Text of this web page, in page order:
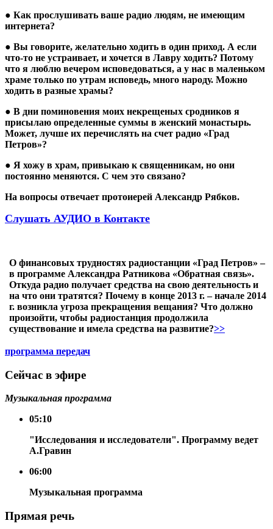
● Как прослушивать ваше радио людям, не имеющим
интернета?
● Вы говорите, желательно ходить в один приход. А если
что-то не устраивает, и хочется в Лавру ходить? Потому
что я люблю вечером исповедоваться, а у нас в маленьком
храме только по утрам исповедь, много народу. Можно
ходить в разные храмы?
● В дни поминовения моих некрещеных сродников я
присылаю определенные суммы в женский монастырь.
Может, лучше их перечислять на счет радио «Град
Петров»?
● Я хожу в храм, привыкаю к священникам, но они
постоянно меняются. С чем это связано?
На вопросы отвечает протоиерей Александр Рябков.
Слушать АУДИО в Контакте
О финансовых трудностях радиостанции «Град Петров» –
в программе Александра Ратникова «Обратная связь».
Откуда радио получает средства на свою деятельность и
на что они тратятся? Почему в конце 2013 г. – начале 2014
г. возникла угроза прекращения вещания? Что должно
произойти, чтобы радиостанция продолжила
существование и имела средства на развитие?>>
программа передач
Сейчас в эфире
Музыкальная программа
05:10
"Исследования и исследователи". Программу ведет
А.Гравин
06:00
Музыкальная программа
Прямая речь